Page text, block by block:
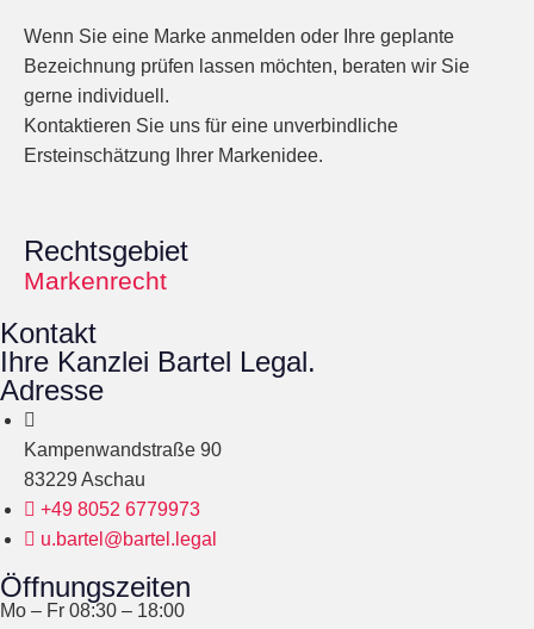
Wenn Sie eine Marke anmelden oder Ihre geplante
Bezeichnung prüfen lassen möchten, beraten wir Sie
gerne individuell.
Kontaktieren Sie uns für eine unverbindliche
Ersteinschätzung Ihrer Markenidee.
Rechtsgebiet
Markenrecht
Kontakt
Ihre Kanzlei Bartel Legal.
Adresse
Kampenwandstraße 90
83229 Aschau
+49 8052 6779973
u.bartel@bartel.legal
Öffnungszeiten
Mo – Fr 08:30 – 18:00